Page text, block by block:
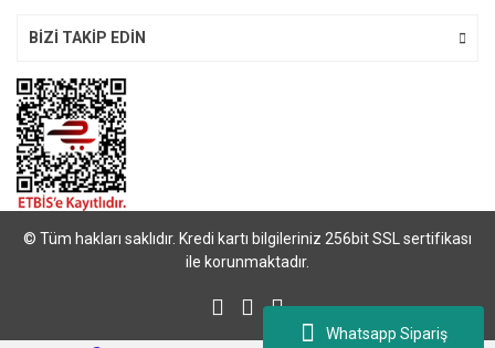
Whatsapp Sipariş
BİZİ TAKİP EDİN
© Tüm hakları saklıdır. Kredi kartı bilgileriniz 256bit SSL sertifikası
ile korunmaktadır.